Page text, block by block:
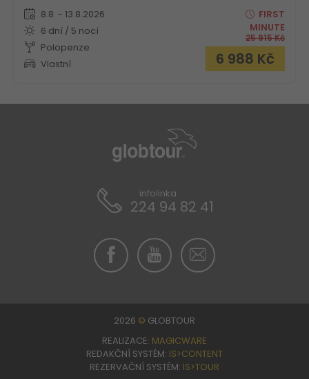
8.8. - 13.8.2026
6 dní / 5 nocí
Polopenze
Vlastní
FIRST
MINUTE
25 915Kč
6 988 Kč
infolinka
224 94 82 41
2026 © GLOBTOUR
REALIZACE: MAGICWARE
REDAKČNÍ SYSTÉM: IS>CONTENT
REZERVAČNÍ SYSTÉM: IS>TOUR